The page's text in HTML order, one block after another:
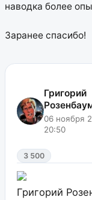
наводка более
Заранее спасибо!
Григорий
06 ноября
20:50
3 500
Григорий